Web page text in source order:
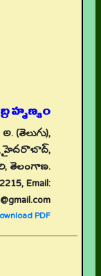
(తెలుగు),
హైదరాబాద్,
తెలంగాణ.
Email:
PDF